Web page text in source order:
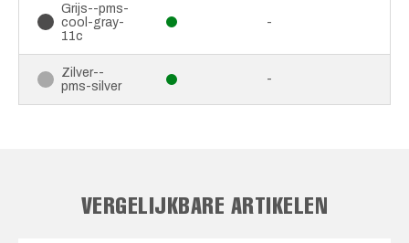
Grijs--pms-
cool-gray-
11c
-
Zilver--
pms-silver
-
VERGELIJKBARE ARTIKELEN